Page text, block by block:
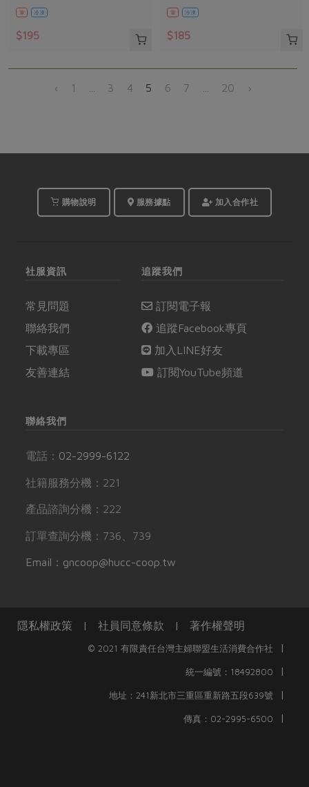
葷 冷凍
$195
葷 冷凍
$185
‹ 1 3 4 5 6 7 20 ›
購物說明 服務據點 加入合作社
社服資訊
常見問題
聯絡我們
下載專區
友善連結
追蹤我們
訂閱電子報
追蹤Facebook專頁
加入LINE好友
訂閱YouTube頻道
聯絡我們
電話： 02-2999-6122
社籍服務分機：221
產品諮詢分機：222
訂單查詢分機：736、739
Email：gncoop@hucc-coop.tw
隱私權政策 | 社員同意條款 | 著作權聲明
© 2021 有限責任台灣主婦聯盟生活消費合作社 |
統一編號：18492800 |
地址：241新北市三重區重新路五段639號 |
傳真：02-2995-6500 |